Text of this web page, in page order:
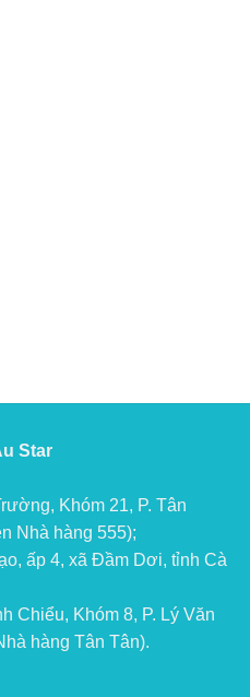
Star
Khóm 21, P. Tân
Nhà hàng 555);
ấp 4, xã Đầm Dơi, tỉnh Cà
Chiểu, Khóm 8, P. Lý Văn
hàng Tân Tân).